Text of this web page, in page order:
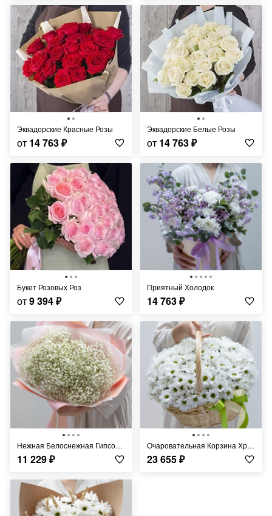
Эквадорские Красные Розы
от 14 763₽
Эквадорские Белые Розы
от 14 763₽
Букет Розовых Роз
от9 394₽
Приятный Холодок
14 763₽
Нежная Белоснежная Гипсофила
11 229₽
Очаровательная Корзина Хризантем
23 655₽